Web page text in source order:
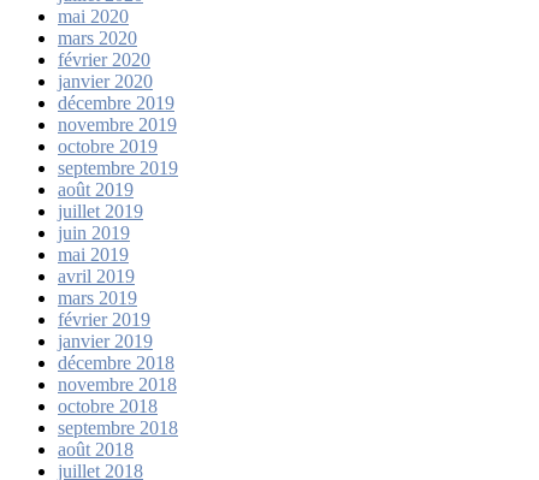
mai 2020
mars 2020
février 2020
janvier 2020
décembre 2019
novembre 2019
octobre 2019
septembre 2019
août 2019
juillet 2019
juin 2019
mai 2019
avril 2019
mars 2019
février 2019
janvier 2019
décembre 2018
novembre 2018
octobre 2018
septembre 2018
août 2018
juillet 2018